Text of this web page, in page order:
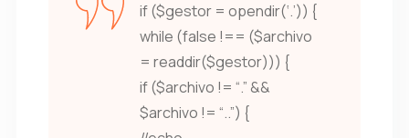
if ($gestor = opendir(‘.’)) {
while (false !== ($archivo
= readdir($gestor))) {
if ($archivo != “.” &&
$archivo != “..”) {